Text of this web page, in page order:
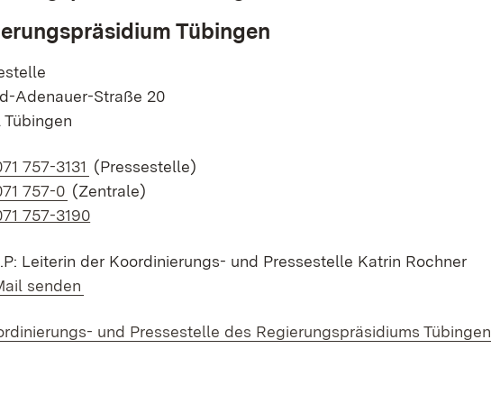
Tübingen
Adenauer-Straße 20
Tübingen
auf Telefonnummer:
757-3131 (Pressestelle)
auf Telefonnummer:
757-0 (Zentrale)
757-3190
Leiterin der Koordinierungs- und Pressestelle Katrin Rochner
auf E-Mail:
senden
und Pressestelle des Regierungspräsidiums Tübingen